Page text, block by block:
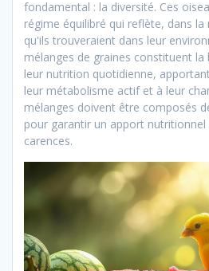
fondamental : la diversité. Ces
régime équilibré qui reflète, dans
qu'ils trouveraient dans leur
mélanges de graines constituent
leur nutrition quotidienne,
leur métabolisme actif et à leur
mélanges doivent être composés
pour garantir un apport
carences.